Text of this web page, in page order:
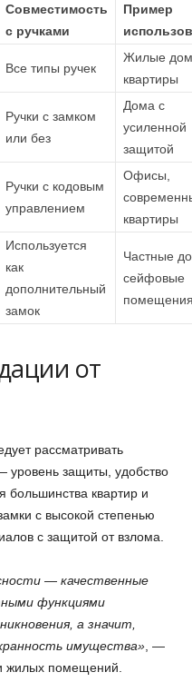
Совместимость
с ручками
Пример
Все типы ручек
Жилые
квартиры
Ручки с замком
или без
Дома с
усиленной
защитой
Ручки с кодовым
управлением
Офисы,
квартиры
Используется
как
дополнительный
замок
Частные
сейфовые
от
рассматривать
уровень защиты, удобство
большинства квартир и
с высокой степенью
с защитой от взлома.
— качественные
функциями
а значит,
имущества» , —
жилых помещений.